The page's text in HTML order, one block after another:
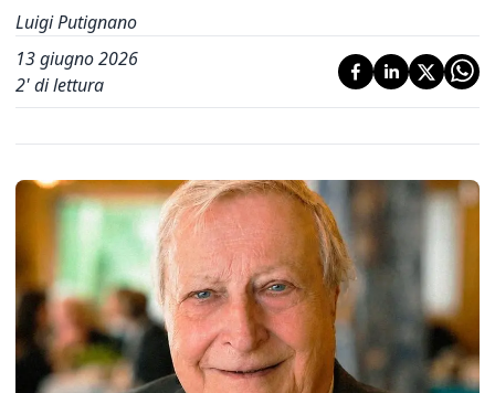
Luigi Putignano
13 giugno 2026
2' di lettura